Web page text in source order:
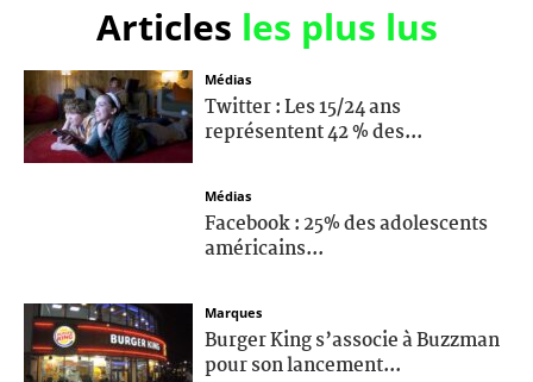
Articles les plus lus
Médias
Twitter : Les 15/24 ans
représentent 42 % des...
Médias
Facebook : 25% des adolescents
américains...
Marques
Burger King s’associe à Buzzman
pour son lancement...